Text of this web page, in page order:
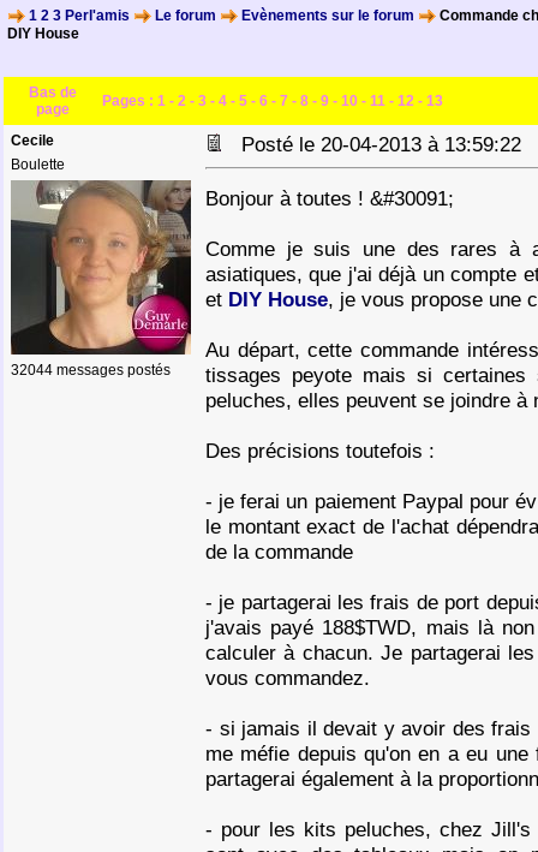
1 2 3 Perl'amis Le forum Evènements sur le forum
Commande
DIY House
Bas de
page
Pages : 1 - 2 - 3 - 4 - 5 - 6 - 7 - 8 - 9 - 10 - 11 - 12 - 13
Cecile
Boulette
32044 messages postés
Posté le 20-04-2013 à 13:59:22
Bonjour à toutes ! &#30091;
Comme je suis une des rares à
asiatiques, que j'ai déjà un compte
et DIY House, je vous propose une
Au départ, cette commande
tissages peyote mais si certaines
peluches, elles peuvent se joindre à
Des précisions toutefois :
- je ferai un paiement Paypal pour
le montant exact de l'achat
de la commande
- je partagerai les frais de port
j'avais payé 188$TWD, mais là
calculer à chacun. Je partagerai
vous commandez.
- si jamais il devait y avoir des frais
me méfie depuis qu'on en a eu
partagerai également à la
- pour les kits peluches, chez Jill's